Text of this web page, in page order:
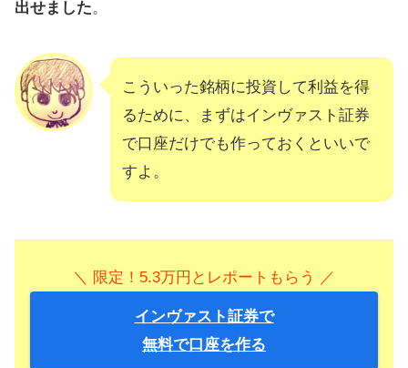
出せました。
こういった銘柄に投資して利益を得
るために、まずはインヴァスト証券
で口座だけでも作っておくといいで
すよ。
＼ 限定！5.3万円とレポートもらう ／
インヴァスト証券で
無料で口座を作る